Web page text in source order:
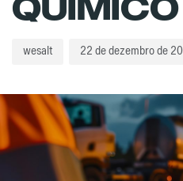
Químico
wesalt 22 de dezembro de